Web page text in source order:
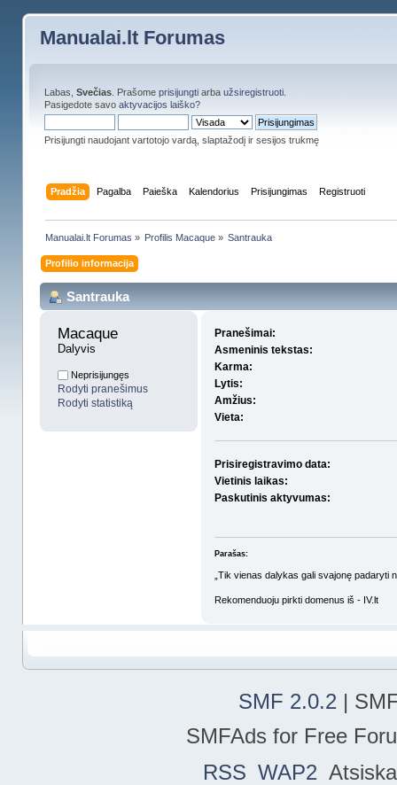
Manualai.lt Forumas
Labas, Svečias. Prašome prisijungtiarba užsiregistruoti.
Pasigedote savo aktyvacijos laiško?
Prisijungti naudojant vartotojo vardą, slaptažodį ir sesijos trukmę
Pradžia Pagalba Paieška Kalendorius Prisijungimas Registruoti
Manualai.lt Forumas » Profilis Macaque » Santrauka
Profilio informacija
Santrauka
Macaque
Dalyvis
Neprisijungęs
Rodyti pranešimus
Rodyti statistiką
Pranešimai:
Asmeninis tekstas:
Karma:
Lytis:
Amžius:
Vieta:
Prisiregistravimo data:
Vietinis laikas:
Paskutinis aktyvumas:
Parašas:
„Tik vienas dalykas gali svajonę padaryti
Rekomenduoju pirkti domenus iš - IV.lt
SMF 2.0.2 |
SMFAds for Free
RSS WAP2